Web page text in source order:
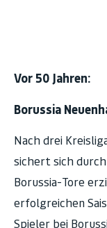
Vor 50 Jahren:
Borussia
Nach drei
sichert sich
Borussia-Tore
erfolgreichen
Spieler bei